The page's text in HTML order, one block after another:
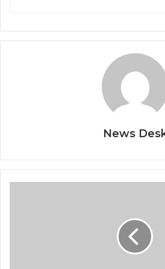
News